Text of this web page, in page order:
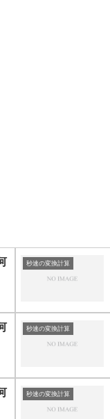
秒速の変換計算
秒速の変換計算
秒速の変換計算